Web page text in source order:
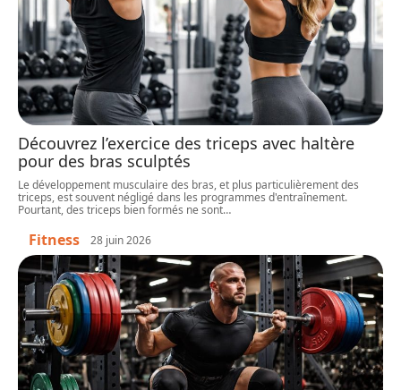
Découvrez l’exercice des triceps avec haltère
pour des bras sculptés
Le développement musculaire des bras, et plus particulièrement des
triceps, est souvent négligé dans les programmes d'entraînement.
Pourtant, des triceps bien formés ne sont…
Fitness 28 juin 2026